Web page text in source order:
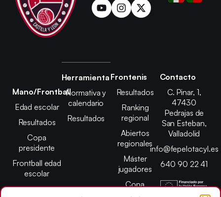
Mano/Frontball
Edad escolar
Resultados
Copa
presidente
Frontball edad
escolar
Herramienta
Normativa y
calendario
Resultados
Frontenis
Resultados
Ranking
regional
Abiertos
regionales
Máster
jugadores
Copa
presidente
Contacto
C. Pinar, 1,
47430
Pedrajas de
San Esteban,
Valladolid
info@fepelotacyl.es
640 90 22 41